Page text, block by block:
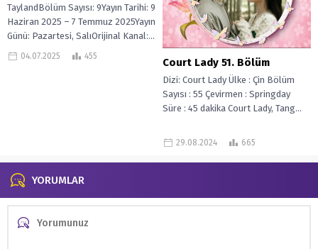
TaylandBölüm Sayısı: 9Yayın Tarihi: 9
Haziran 2025 – 7 Temmuz 2025Yayın
Günü: Pazartesi, SalıOrijinal Kanal:...
04.07.2025 455 Court Lady 51. Bölüm
Dizi: Court Lady Ülke : Çin Bölüm
Sayısı : 55 Çevirmen : Springday
Süre : 45 dakika Court Lady, Tang...
29.08.2024 665
YORUMLAR